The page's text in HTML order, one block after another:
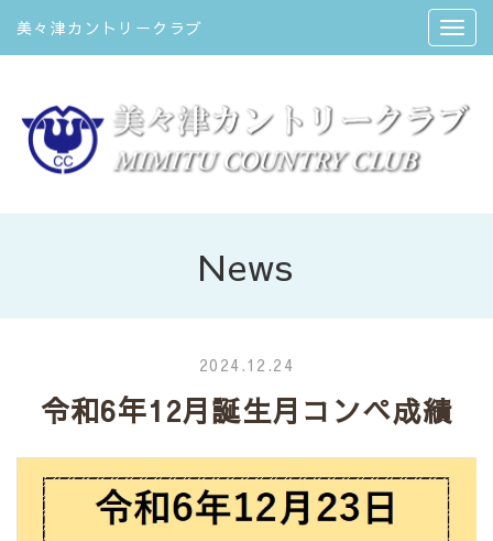
美々津カントリークラブ
News
2024.12.24
令和6年12月誕生月コンペ成績